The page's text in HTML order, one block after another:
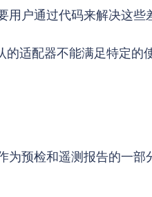
户通过代码来解决这
适配器不能满足特定的
为预检和遥测报告的一部